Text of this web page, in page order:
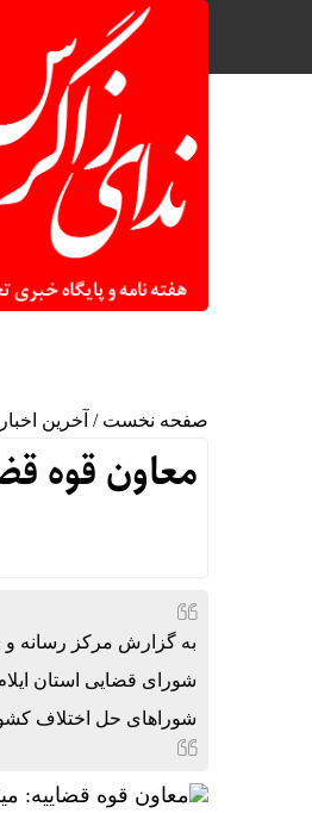
سیاسی یمن به توافقنامه دفاعی
صفحه نخست / آخرین اخبار
به گزارش مرکز رسانه
شورای قضایی استان
شوراهای حل اختلاف